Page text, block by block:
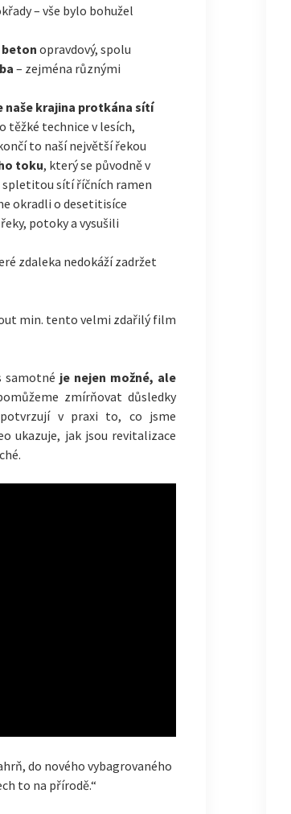
– vše bylo bohužel
beton opravdový, spolu
– zejména různými
naše krajina protkána sítí
těžké technice v lesích,
to naší největší řekou
toku, který se původně v
spletitou sítí říčních ramen
okradli o desetitisíce
potoky a vysušili
zdaleka nedokáží zadržet
min. tento velmi zdařilý film
samotné je nejen možné, ale
zmírňovat důsledky
v praxi to, co jsme
ukazuje, jak jsou revitalizace
do nového vybagrovaného
to na přírodě.“